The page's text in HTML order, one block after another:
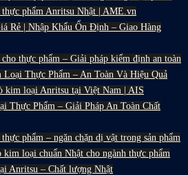
phẩm Anritsu Nhật | AME.vn
Rẻ | Nhập Khẩu Ổn Định – Giao Hàng
thực phẩm – Giải pháp kiểm định an toàn
Thực Phẩm – An Toàn Và Hiệu Quả
kim loại Anritsu tại Việt Nam | AIS
Thực Phẩm – Giải Pháp An Toàn Chất
phẩm – ngăn chặn dị vật trong sản phẩm
loại chuẩn Nhật cho ngành thực phẩm
Anritsu – Chất lượng Nhật